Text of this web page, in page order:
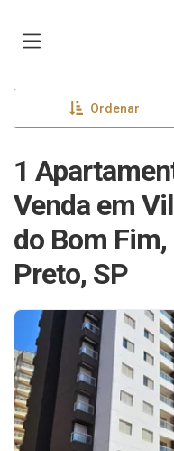
Ordenar
1
Venda em
do Bom
Preto, SP